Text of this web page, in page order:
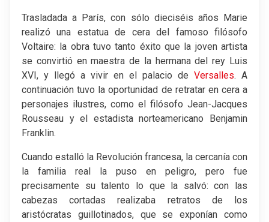
Trasladada a París, con sólo dieciséis años Marie
realizó una estatua de cera del famoso filósofo
Voltaire: la obra tuvo tanto éxito que la joven artista
se convirtió en maestra de la hermana del rey Luis
XVI, y llegó a vivir en el palacio de Versalles. A
continuación tuvo la oportunidad de retratar en cera a
personajes ilustres, como el filósofo Jean-Jacques
Rousseau y el estadista norteamericano Benjamin
Franklin.
Cuando estalló la Revolución francesa, la cercanía con
la familia real la puso en peligro, pero fue
precisamente su talento lo que la salvó: con las
cabezas cortadas realizaba retratos de los
aristócratas guillotinados, que se exponían como